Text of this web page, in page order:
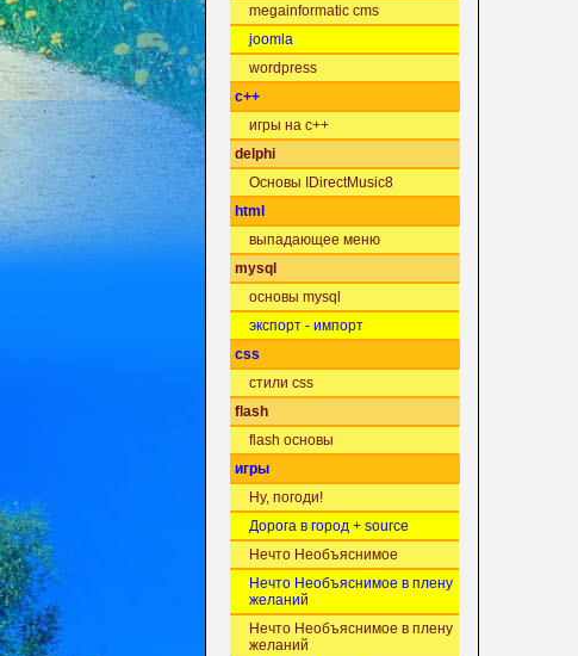
megainformatic cms
joomla
wordpress
c++
игры на c++
delphi
Основы IDirectMusic8
html
выпадающее меню
mysql
основы mysql
экспорт - импорт
css
стили css
flash
flash основы
игры
Ну, погоди!
Дорога в город + source
Нечто Необъяснимое
Нечто Необъяснимое в плену
желаний
Нечто Необъяснимое в плену
желаний